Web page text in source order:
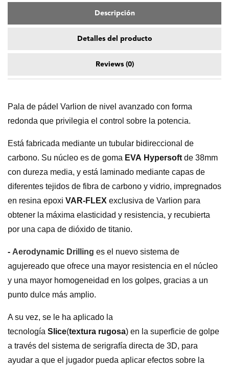
Descripción
Detalles del producto
Reviews (0)
Pala de pádel Varlion de nivel avanzado con forma
redonda que privilegia el control sobre la potencia.
Está fabricada mediante un tubular bidireccional de
carbono. Su núcleo es de goma EVA Hypersoft de 38mm
con dureza media, y está laminado mediante capas de
diferentes tejidos de fibra de carbono y vidrio, impregnados
en resina epoxi VAR-FLEX exclusiva de Varlion para
obtener la máxima elasticidad y resistencia, y recubierta
por una capa de dióxido de titanio.
- Aerodynamic Drilling es el nuevo sistema de
agujereado que ofrece una mayor resistencia en el núcleo
y una mayor homogeneidad en los golpes, gracias a un
punto dulce más amplio.
A su vez, se le ha aplicado la
tecnología Slice(textura rugosa) en la superficie de golpe
a través del sistema de serigrafía directa de 3D, para
ayudar a que el jugador pueda aplicar efectos sobre la